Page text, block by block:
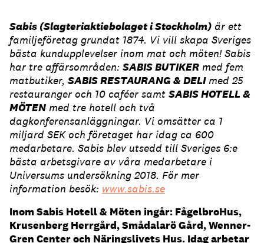
Sabis (Slagteriaktiebolaget i Stockholm) är ett
familjeföretag grundat 1874. Vi vill skapa Sveriges
bästa kundupplevelser inom mat och möten! Sabis
har tre affärsområden: SABIS BUTIKER med fem
matbutiker, SABIS RESTAURANG & DELImed 25
restauranger och 10 caféer samt SABIS HOTELL &
MÖTEN med tre hotell och två
dagkonferensanläggningar. Vi omsätter ca 1
miljard SEK och företaget har idag ca 600
medarbetare. Sabis blev utsedd till Sveriges 6:e
bästa arbetsgivare av våra medarbetare i
Universums undersökning 2018. För mer
information besök: www.sabis.se
Inom Sabis Hotell & Möten ingår: FågelbroHus,
Krusenberg Herrgård, Smådalarö Gård, Wenner-
Gren Center och Näringslivets Hus. Idag arbetar